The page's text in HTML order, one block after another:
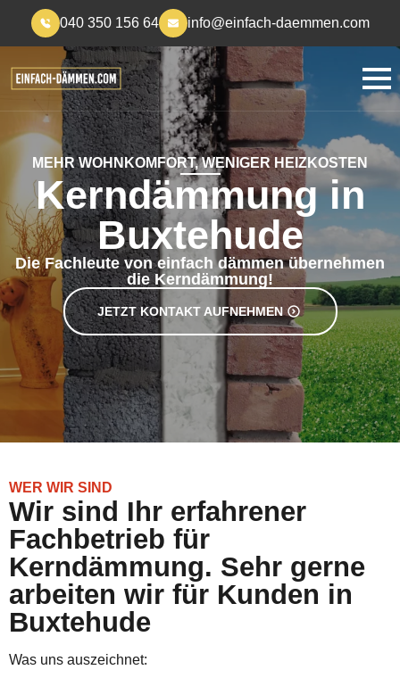
040 350 156 64 info@einfach-daemmen.com
MEHR WOHNKOMFORT, WENIGER HEIZKOSTEN
Kerndämmung in
Buxtehude
Die Fachleute von einfach dämmen übernehmen
die Kerndämmung!
JETZT KONTAKT AUFNEHMEN
WER WIR SIND
Wir sind Ihr erfahrener
Fachbetrieb für
Kerndämmung. Sehr gerne
arbeiten wir für Kunden in
Buxtehude
Was uns auszeichnet: